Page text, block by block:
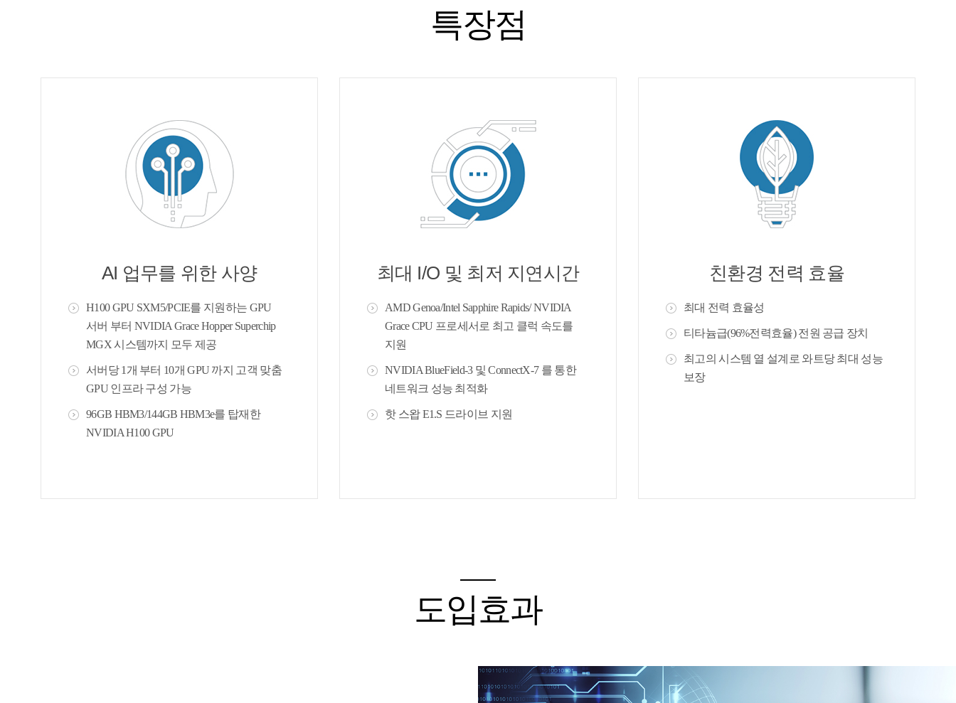
특장점
AI 업무를 위한 사양
H100 GPU SXM5/PCIE를 지원하는 GPU
서버 부터 NVIDIA Grace Hopper Superchip
MGX 시스템까지 모두 제공
서버당 1개 부터 10개 GPU 까지 고객 맞춤
GPU 인프라 구성 가능
96GB HBM3/144GB HBM3e를 탑재한
NVIDIA H100 GPU
최대 I/O 및 최저 지연시간
AMD Genoa/Intel Sapphire Rapids/ NVIDIA
Grace CPU 프로세서로 최고 클럭 속도를
지원
NVIDIA BlueField-3 및 ConnectX-7 를 통한
네트워크 성능 최적화
핫 스왑 E1.S 드라이브 지원
친환경 전력 효율
최대 전력 효율성
티타늄급(96%전력효율) 전원 공급 장치
최고의 시스템 열 설계로 와트당 최대 성능
보장
도입효과